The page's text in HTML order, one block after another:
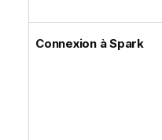
Connexion à Spark